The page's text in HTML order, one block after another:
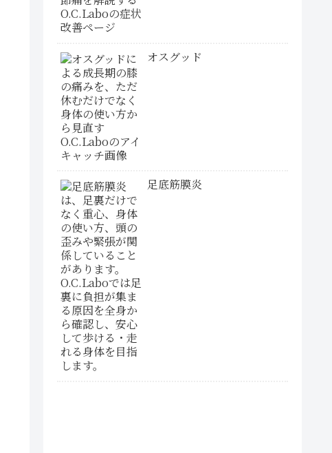
オスグッド
足底筋膜炎